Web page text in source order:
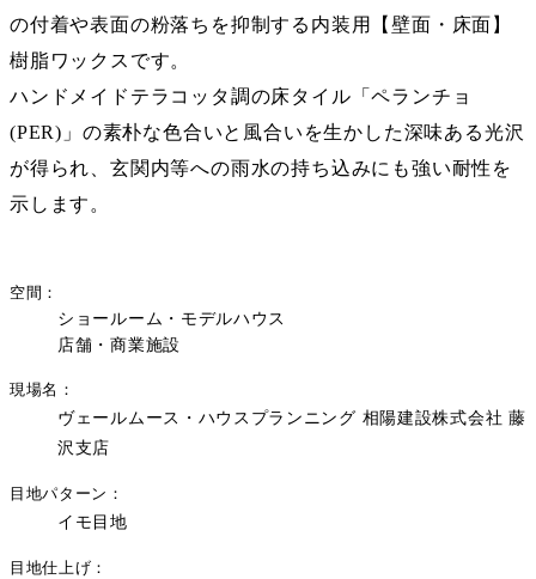
の付着や表面の粉落ちを抑制する内装用【壁面・床面】
樹脂ワックスです。
ハンドメイドテラコッタ調の床タイル「ペランチョ
(PER) 」の素朴な色合いと風合いを生かした深味ある光沢
が得られ、玄関内等への雨水の持ち込みにも強い耐性を
示します。
空間
ショールーム・モデルハウス
店舗・商業施設
現場名
ヴェールムース・ハウスプランニング 相陽建設株式会社 藤
沢支店
目地パターン
イモ目地
目地仕上げ